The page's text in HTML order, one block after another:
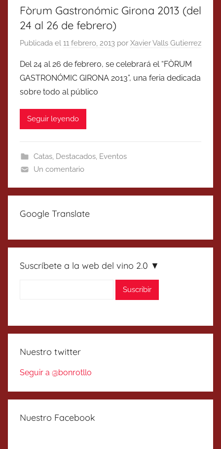
Fòrum Gastronómic Girona 2013 (del
24 al 26 de febrero)
Publicada el 11 febrero, 2013 por Xavier Valls Gutierrez
Del 24 al 26 de febrero, se celebrará el “FÒRUM
GASTRONÓMIC GIRONA 2013”, una feria dedicada
sobre todo al público
Seguir leyendo
Catas, Destacados, Eventos
Un comentario
Google Translate
Suscríbete a la web del vino 2.0 ▼
Nuestro twitter
Seguir a @bonrotllo
Nuestro Facebook